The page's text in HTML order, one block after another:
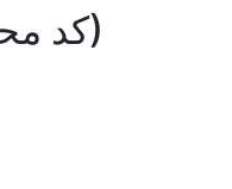
( کد محصول 250300)